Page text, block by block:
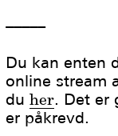
–––––
Du kan enten
online stream
duher. Det er
er påkrevd.